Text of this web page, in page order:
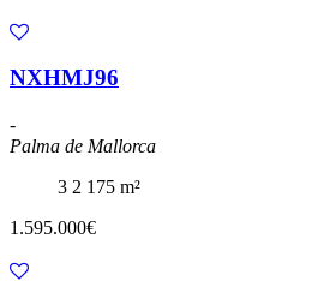
NXHMJ96
-
Palma de Mallorca
3 2 175 m²
1.595.000€